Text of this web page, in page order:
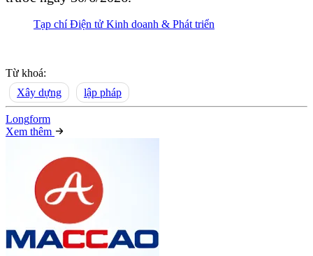
Tạp chí Điện tử Kinh doanh & Phát triển
Từ khoá:
Xây dựng
lập pháp
Longform
Xem thêm